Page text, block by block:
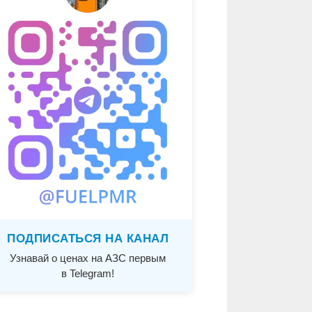
ПОДПИСАТЬСЯ НА КАНАЛ
Узнавай о ценах на АЗС первым
в Telegram!